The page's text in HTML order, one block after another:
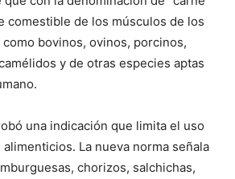
comestible de los músculos de los
bovinos, ovinos, porcinos,
y de otras especies aptas
una indicación que limita el uso
La nueva norma señala
chorizos, salchichas,